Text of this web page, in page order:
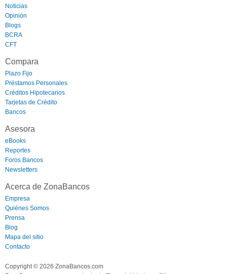
Noticias
Opinión
Blogs
BCRA
CFT
Compara
Plazo Fijo
Préstamos Personales
Créditos Hipotecarios
Tarjetas de Crédito
Bancos
Asesora
eBooks
Reportes
Foros Bancos
Newsletters
Acerca de ZonaBancos
Empresa
Quiénes Somos
Prensa
Blog
Mapa del sitio
Contacto
Copyright © 2026 ZonaBancos.com